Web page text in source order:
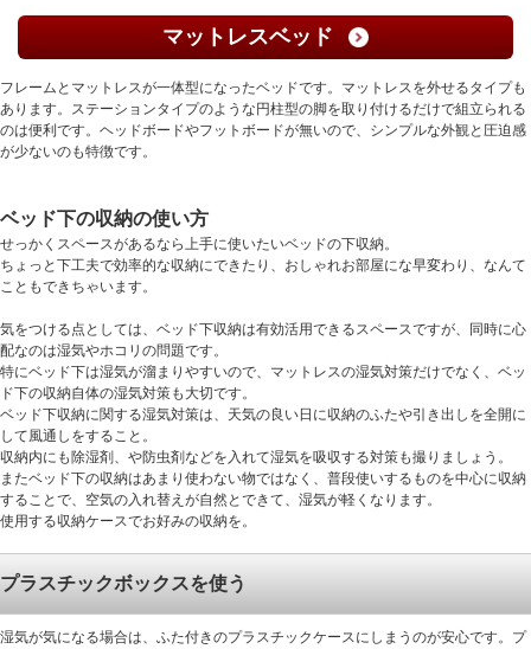
マットレスベッド
フレームとマットレスが一体型になったベッドです。マットレスを外せるタイプも
あります。ステーションタイプのような円柱型の脚を取り付けるだけで組立られる
のは便利です。ヘッドボードやフットボードが無いので、シンプルな外観と圧迫感
が少ないのも特徴です。
ベッド下の収納の使い方
せっかくスペースがあるなら上手に使いたいベッドの下収納。
ちょっと下工夫で効率的な収納にできたり、おしゃれお部屋にな早変わり、なんて
こともできちゃいます。
気をつける点としては、ベッド下収納は有効活用できるスペースですが、同時に心
配なのは湿気やホコリの問題です。
特にベッド下は湿気が溜まりやすいので、マットレスの湿気対策だけでなく、ベッ
ド下の収納自体の湿気対策も大切です。
ベッド下収納に関する湿気対策は、天気の良い日に収納のふたや引き出しを全開に
して風通しをすること。
収納内にも除湿剤、や防虫剤などを入れて湿気を吸収する対策も撮りましょう。
またベッド下の収納はあまり使わない物ではなく、普段使いするものを中心に収納
することで、空気の入れ替えが自然とできて、湿気が軽くなります。
使用する収納ケースでお好みの収納を。
プラスチックボックスを使う
湿気が気になる場合は、ふた付きのプラスチックケースにしまうのが安心です。プ